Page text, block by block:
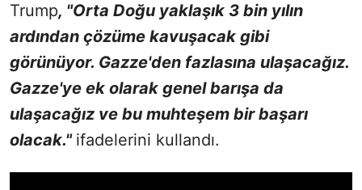
Trump, "Orta Doğu yaklaşık 3 bin yılın
ardından çözüme kavuşacak gibi
görünüyor. Gazze'den fazlasına ulaşacağız.
Gazze'ye ek olarak genel barışa da
ulaşacağız ve bu muhteşem bir başarı
olacak." ifadelerini kullandı.